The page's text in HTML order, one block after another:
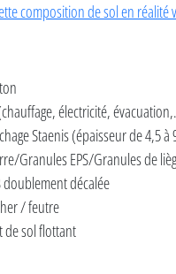
composition de sol en réalité
électricité,
Staenis (épaisseur de 4,5 à
Granules EPS/Granules de
doublement décalée
/ feutre
de sol flottant